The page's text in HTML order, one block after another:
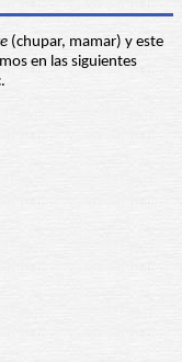
(chupar, mamar) y este
en las siguientes